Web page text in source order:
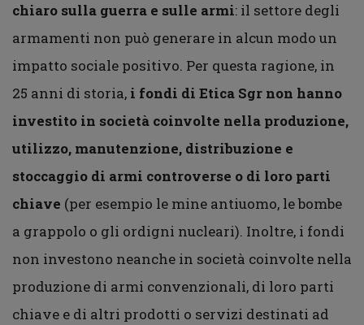
chiaro sulla guerra e sulle armi: il settore degli
armamenti non può generare in alcun modo un
impatto sociale positivo. Per questa ragione, in
25 anni di storia, i fondi di Etica Sgr non hanno
investito in società coinvolte nella produzione,
utilizzo, manutenzione, distribuzione e
stoccaggio di armi controverse o di loro parti
chiave (per esempio le mine antiuomo, le bombe
a grappolo o gli ordigni nucleari). Inoltre, i fondi
non investono neanche in società coinvolte nella
produzione di armi convenzionali, di loro parti
chiave e di altri prodotti o servizi destinati ad